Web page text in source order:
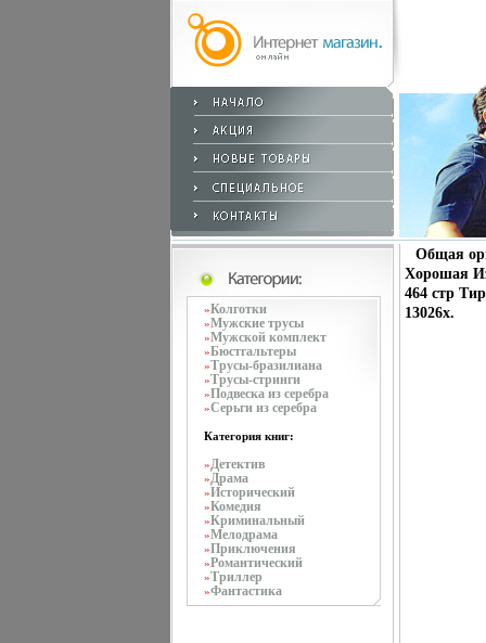
»Колготки
»Мужские трусы
»Мужской комплект
»Бюстгальтеры
»Трусы-бразилиана
»Трусы-стринги
»Подвеска из серебра
»Серьги из серебра
Категория книг:
»Детектив
»Драма
»Исторический
»Комедия
»Криминальный
»Мелодрама
»Приключения
»Романтический
»Триллер
»Фантастика
Общая
Хорошая
464 стр
13026x.